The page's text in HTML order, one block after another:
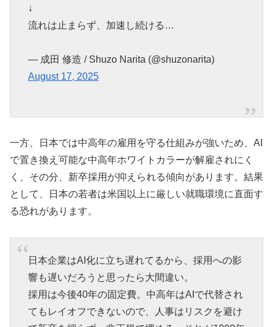
↓
流れは止まらず、加速し続ける…
— 成田 修造 / Shuzo Narita (@shuzonarita)
August 17, 2025
一方、日本では中高年の雇用を守る仕組みが強いため、AI
で置き換え可能な中高年ホワイトカラーが解雇されにく
く、その分、新卒採用が抑えられる傾向があります。結果
として、日本の若者は米国以上に厳しい就職環境に直面す
る恐れがあります。
日本企業はAI化に立ち遅れてるから、採用への影
響も遅いだろうと思ったら大間違い。
採用は今後40年の固定費。中高年はAIで代替され
てもレイオフできないので、人事はリスクを避け